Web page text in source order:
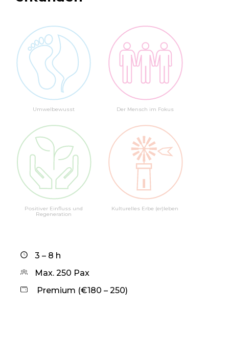
Umwelbewusst Der Mensch im Fokus
Positiver Einfluss und
Regeneration
Kulturelles Erbe (er)leben
3 – 8 h
Max. 250 Pax
Premium (€180 – 250)